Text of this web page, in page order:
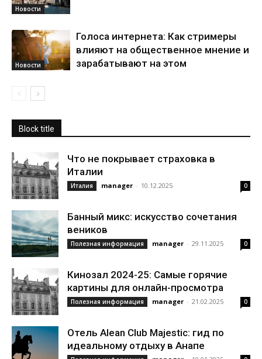
Новости
Новости
Голоса интернета: Как стримеры
влияют на общественное мнение и
зарабатывают на этом
Block title
Что не покрывает страховка в
Италии
Италия manager - 10.12.2025 0
Банный микс: искусство сочетания
веников
Полезная информация manager - 29.11.2025 0
Кинозал 2024-25: Самые горячие
картины для онлайн-просмотра
Полезная информация manager - 21.02.2025 0
Отель Alean Club Majestic: гид по
идеальному отдыху в Анапе